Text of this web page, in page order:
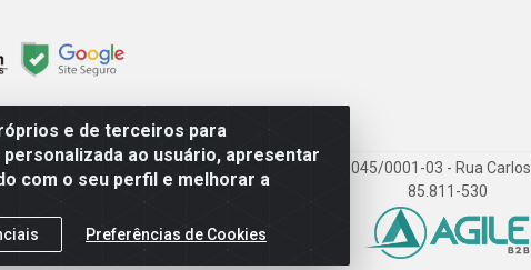
e de terceiros para
ao usuário, apresentar
com o seu perfil e melhorar a
Preferências de Cookies
e Comércio de Vidros LTDA - CNPJ 19.813.045/0001-03 - Rua
85.811-530